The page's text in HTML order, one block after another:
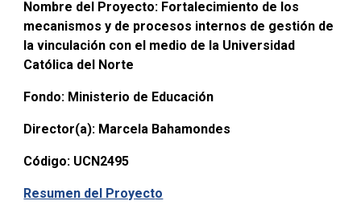
Nombre del Proyecto: Fortalecimiento de los
mecanismos y de procesos internos de gestión de
la vinculación con el medio de la Universidad
Católica del Norte
Fondo: Ministerio de Educación
Director(a): Marcela Bahamondes
Código: UCN2495
Resumen del Proyecto